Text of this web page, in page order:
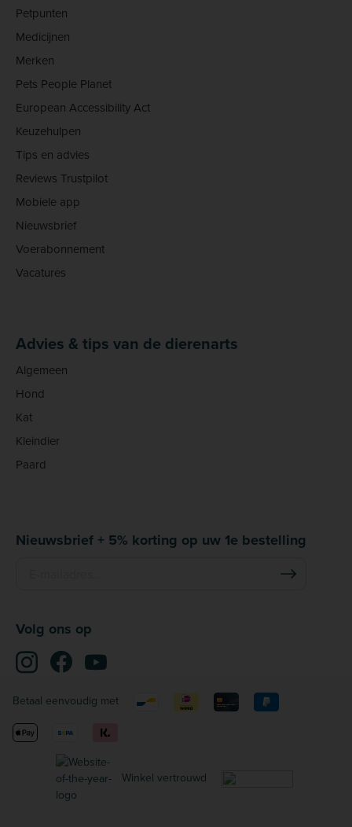
Petpunten
Medicijnen
Merken
Pets People Planet
European Accessibility Act
Keuzehulpen
Tips en advies
Reviews Trustpilot
Mobiele app
Nieuwsbrief
Voerabonnement
Vacatures
Advies & tips van de dierenarts
Algemeen
Hond
Kat
Kleindier
Paard
Nieuwsbrief + 5% korting op uw 1e bestelling
Volg ons op
Betaal eenvoudig met
Winkel vertrouwd